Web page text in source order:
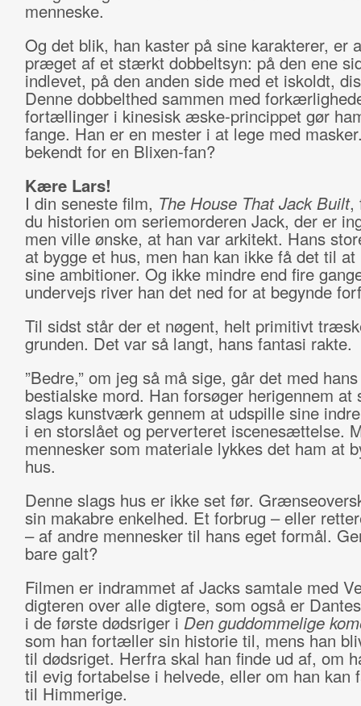
menneske.
Og det blik, han kaster på sine karakterer, er
præget af et stærkt dobbeltsyn: på den ene
indlevet, på den anden side med et iskoldt,
Denne dobbelthed sammen med
fortællinger i kinesisk æske-princippet gør
fange. Han er en mester i at lege med
bekendt for en Blixen-fan?
Kære Lars!
I din seneste film, The House That Jack Built,
du historien om seriemorderen Jack, der er
men ville ønske, at han var arkitekt. Hans
at bygge et hus, men han kan ikke få det til
sine ambitioner. Og ikke mindre end fire
undervejs river han det ned for at begynde
Til sidst står der et nøgent, helt primitivt
grunden. Det var så langt, hans fantasi rakte.
”Bedre,” om jeg så må sige, går det med
bestialske mord. Han forsøger herigennem at
slags kunstværk gennem at udspille sine
i en storslået og perverteret iscenesættelse.
mennesker som materiale lykkes det ham at
hus.
Denne slags hus er ikke set før.
sin makabre enkelhed. Et forbrug – eller
– af andre mennesker til hans eget formål.
bare galt?
Filmen er indrammet af Jacks samtale med
digteren over alle digtere, som også er
i de første dødsriger i Den guddommelige
som han fortæller sin historie til, mens han
til dødsriget. Herfra skal han finde ud af, om
til evig fortabelse i helvede, eller om han kan
til Himmerige.